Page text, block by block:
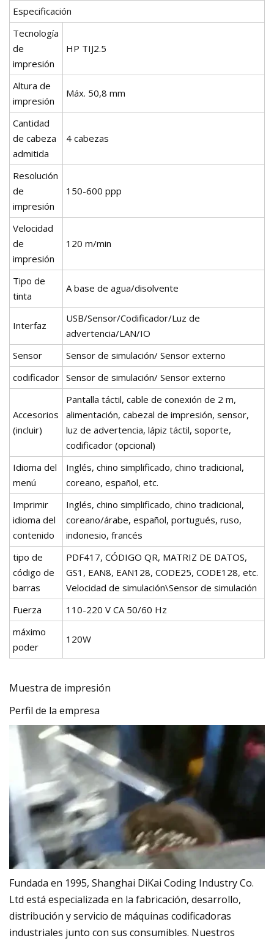
Especificación
Tecnología
de
impresión
HP TIJ2.5
Altura de
impresión
Máx. 50,8 mm
Cantidad
de cabeza
admitida
4 cabezas
Resolución
de
impresión
150-600 ppp
Velocidad
de
impresión
120 m/min
Tipo de
tinta
A base de agua/disolvente
Interfaz
USB/Sensor/Codificador/Luz de
advertencia/LAN/IO
Sensor
Sensor de simulación/ Sensor externo
codificador Sensor de simulación/ Sensor externo
Accesorios
(incluir)
Pantalla táctil, cable de conexión de 2 m,
alimentación, cabezal de impresión, sensor,
luz de advertencia, lápiz táctil, soporte,
codificador (opcional)
Idioma del
menú
Inglés, chino simplificado, chino tradicional,
coreano, español, etc.
Imprimir
idioma del
contenido
Inglés, chino simplificado, chino tradicional,
coreano/árabe, español, portugués, ruso,
indonesio, francés
tipo de
código de
barras
PDF417, CÓDIGO QR, MATRIZ DE DATOS,
GS1, EAN8, EAN128, CODE25, CODE128, etc.
Velocidad de simulación\Sensor de simulación
Fuerza
110-220 V CA 50/60 Hz
máximo
poder
120W
Muestra de impresión
Perfil de la empresa
Fundada en 1995, Shanghai DiKai Coding Industry Co.
Ltd está especializada en la fabricación, desarrollo,
distribución y servicio de máquinas codificadoras
industriales junto con sus consumibles. Nuestros